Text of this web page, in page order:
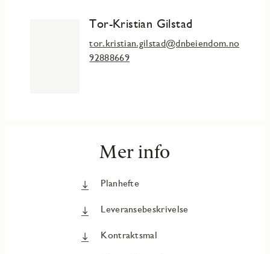
Tor-Kristian Gilstad
tor.kristian.gilstad@dnbeiendom.no
92888669
Mer info
Planhefte
Leveransebeskrivelse
Kontraktsmal